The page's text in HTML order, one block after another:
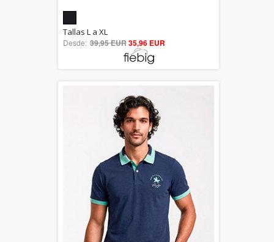
out of 5
Tallas L a XL
Desde: 39,95 EUR35,96 EUR